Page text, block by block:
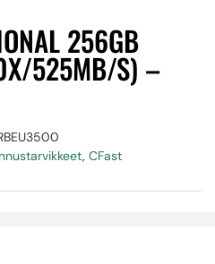
256GB
525MB/S) –
, CFast